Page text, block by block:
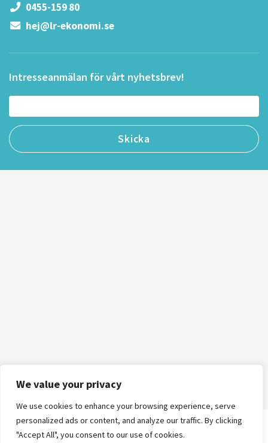
We value your privacy
We use cookies to enhance your browsing experience, serve
personalized ads or content, and analyze our traffic. By clicking
"Accept All", you consent to our use of cookies.
0455-159 80
hej@lr-ekonomi.se
Intresseanmälan för vårt nyhetsbrev!